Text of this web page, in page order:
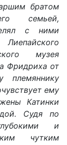
братом
семьей,
с ними
музея
Фридриха от
ему
Катинки
Судя по
и
чутким